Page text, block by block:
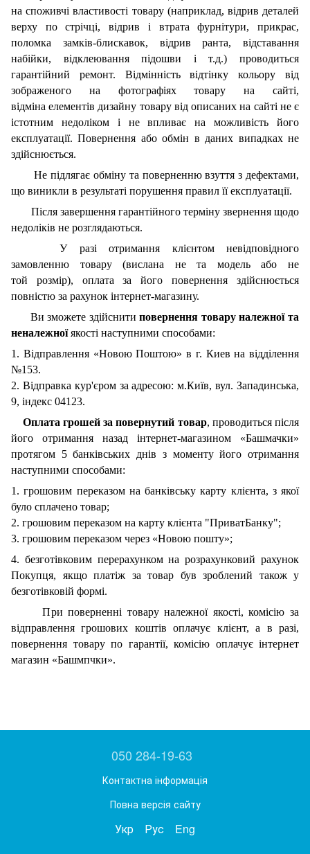
на споживчі властивості товару (наприклад, відрив деталей
верху по стрічці, відрив і втрата фурнітури, прикрас,
поломка замків-блискавок, відрив ранта, відставання
набійки, відклеювання підошви і т.д.) проводиться
гарантійний ремонт. Відмінність відтінку кольору від
зображеного на фотографіях товару на сайті,
відміна елементів дизайну товару від описаних на сайті не є
істотним недоліком і не впливає на можливість його
експлуатації. Повернення або обмін в даних випадках не
здійснюється.
Не підлягає обміну та поверненню взуття з дефектами,
що виникли в результаті порушення правил її експлуатації.
Після завершення гарантійного терміну звернення щодо
недоліків не розглядаються.
У разі отримання клієнтом невідповідного
замовленню товару (вислана не та модель або не
той розмір), оплата за його повернення здійснюється
повністю за рахунок інтернет-магазину.
Ви зможете здійснитиповернення товару належної та
неналежноїякості наступними способами:
1. Відправлення «Новою Поштою» в г. Киев на відділення
№153.
2. Відправка кур'єром за адресою: м.Київ, вул. Западинська,
9, індекс 04123.
Оплата грошей за повернутий товар, проводиться після
його отримання назад інтернет-магазином «Башмачки»
протягом 5 банківських днів з моменту його отримання
наступними способами:
1. грошовим переказом на банківську карту клієнта, з якої
було сплачено товар;
2. грошовим переказом на карту клієнта "ПриватБанку";
3. грошовим переказом через «Новою пошту»;
4. безготівковим перерахунком на розрахунковий рахунок
Покупця, якщо платіж за товар був зроблений також у
безготівковій формі.
При поверненні товару належної якості, комісію за
відправлення грошових коштів оплачує клієнт, а в разі,
повернення товару по гарантії, комісію оплачує інтернет
магазин «Башмпчки».
050 284-19-63
Контактна інформація
Повна версія сайту
Укр Рус Eng